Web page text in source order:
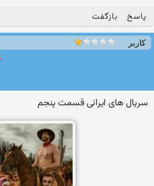
پاسخ بازگفت
کاربر
سریال های ایرانی قسمت پنجم